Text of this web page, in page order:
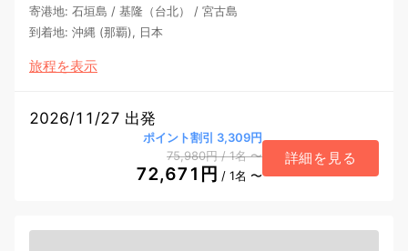
寄港地: 石垣島 / 基隆（台北） / 宮古島
到着地: 沖縄 (那覇), 日本
旅程を表示
2026/11/27 出発
ポイント割引 3,309円
75,980円/ 1名〜
72,671円 / 1名 〜
詳細を見る